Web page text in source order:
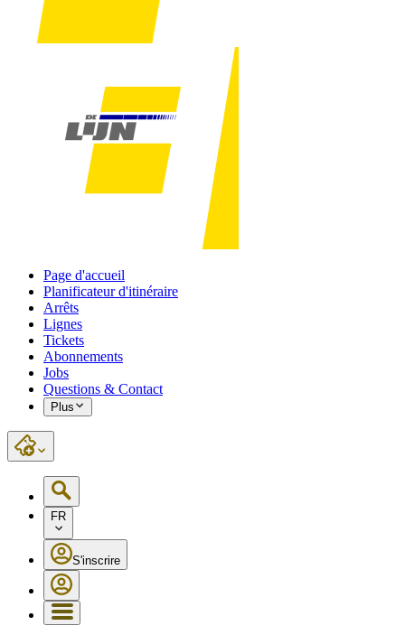
Page d'accueil
Planificateur d'itinéraire
Arrêts
Lignes
Tickets
Abonnements
Jobs
Questions & Contact
Plus
FR
S'inscrire